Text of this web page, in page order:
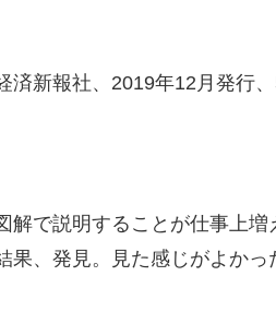
済新報社、2019年12月発行
解で説明することが仕事上
果、発見。見た感じがよかっ